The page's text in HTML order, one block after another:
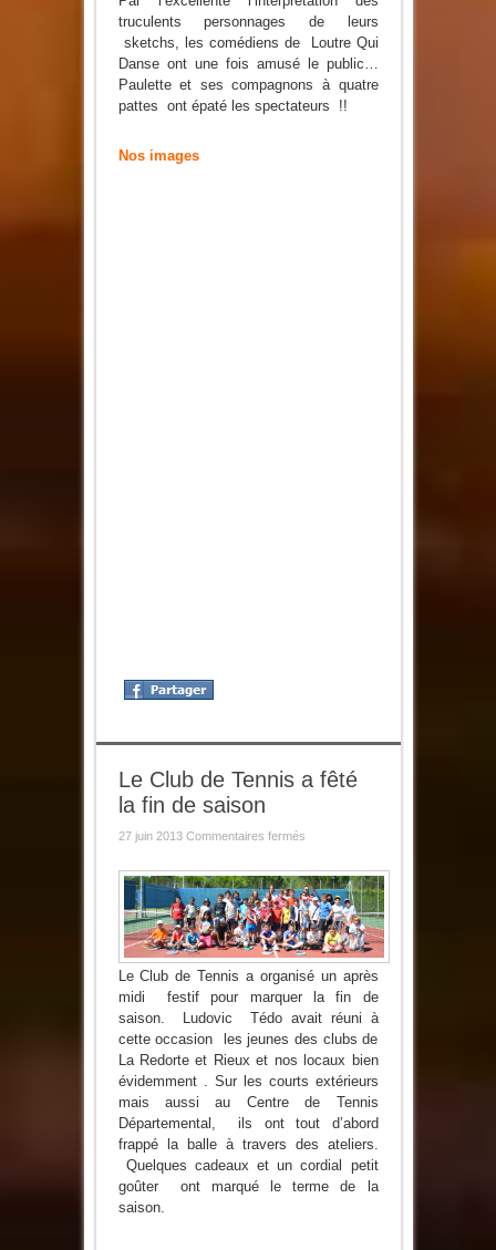
truculents personnages de leurs
sketchs, les comédiens de Loutre Qui
Danse ont une fois amusé le public…
Paulette et ses compagnons à quatre
pattes ont épaté les spectateurs !!
Nos images
Le Club de Tennis a fêté
la fin de saison
27 juin 2013 Commentaires ferméssur
de
Tennis
a
fêté
la
fin
de
saison
Le Club de Tennis a organisé un après
midi festif pour marquer la fin de
saison. Ludovic Tédo avait réuni à
cette occasion les jeunes des clubs de
La Redorte et Rieux et nos locaux bien
évidemment . Sur les courts extérieurs
mais aussi au Centre de Tennis
Départemental, ils ont tout d’abord
frappé la balle à travers des ateliers.
Quelques cadeaux et un cordial petit
goûter ont marqué le terme de la
saison.